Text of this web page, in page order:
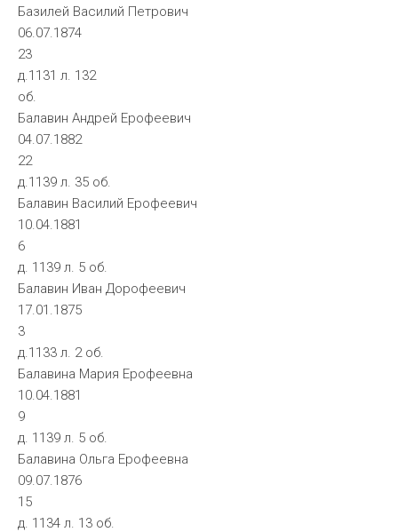
Базилей Василий Петрович
06.07.1874
23
д.1131 л. 132
об.
Балавин Андрей Ерофеевич
04.07.1882
22
д.1139 л. 35 об.
Балавин Василий Ерофеевич
10.04.1881
6
д. 1139 л. 5 об.
Балавин Иван Дорофеевич
17.01.1875
3
д.1133 л. 2 об.
Балавина Мария Ерофеевна
10.04.1881
9
д. 1139 л. 5 об.
Балавина Ольга Ерофеевна
09.07.1876
15
д. 1134 л. 13 об.